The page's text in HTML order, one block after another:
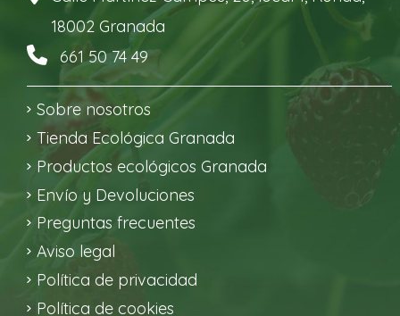
Sobre nosotros
Tienda Ecológica Granada
Productos ecológicos Granada
Envío y Devoluciones
Preguntas frecuentes
Aviso legal
Política de privacidad
Política de cookies
18002 Granada
661 50 74 49